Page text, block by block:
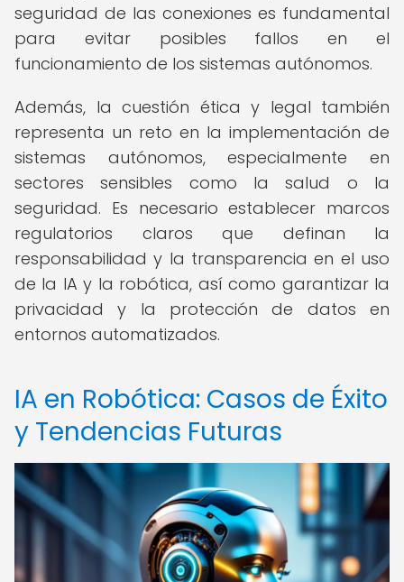
seguridad de las conexiones es fundamental
para evitar posibles fallos en el
funcionamiento de los sistemas autónomos.
Además, la cuestión ética y legal también
representa un reto en la implementación de
sistemas autónomos, especialmente en
sectores sensibles como la salud o la
seguridad. Es necesario establecer marcos
regulatorios claros que definan la
responsabilidad y la transparencia en el uso
de la IA y la robótica, así como garantizar la
privacidad y la protección de datos en
entornos automatizados.
IA en Robótica: Casos de Éxito
y Tendencias Futuras